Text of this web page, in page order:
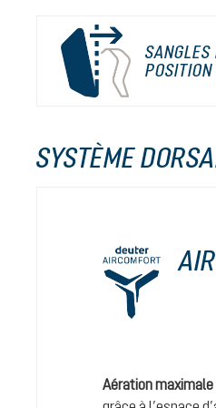
SANGLES
POSITION
SYSTÈME
Aération maximale